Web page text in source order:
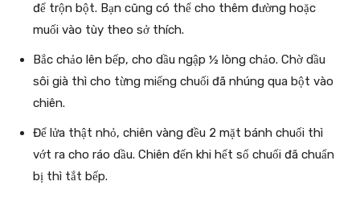
để trộn bột. Bạn cũng có thể cho thêm đường hoặc
muối vào tùy theo sở thích.
Bắc chảo lên bếp, cho dầu ngập ½ lòng chảo. Chờ dầu
sôi già thì cho từng miếng chuối đã nhúng qua bột vào
chiên.
Để lửa thật nhỏ, chiên vàng đều 2 mặt bánh chuối thì
vớt ra cho ráo dầu. Chiên đến khi hết số chuối đã chuẩn
bị thì tắt bếp.